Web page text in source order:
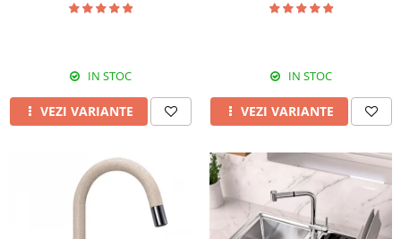
Dispenser detergent
IN STOC
VEZI VARIANTE
IN STOC
VEZI VARIANTE